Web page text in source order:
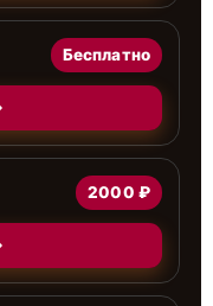
Бесплатно
2000 ₽